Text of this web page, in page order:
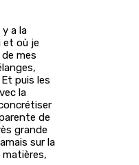
a la
et où je
mes
puis les
la
de
grande
sur la
matières,